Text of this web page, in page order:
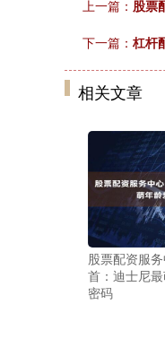
上一篇： 股票
下一篇： 杠杆
相关文章
股票配资服
首：迪士尼
密码